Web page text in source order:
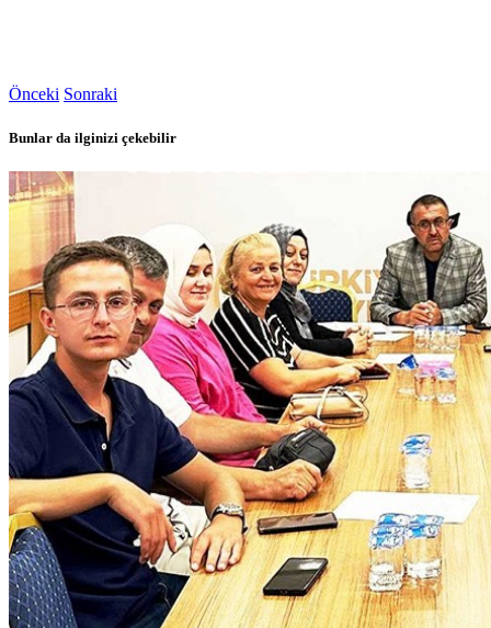
Önceki Sonraki
Bunlar da ilginizi çekebilir